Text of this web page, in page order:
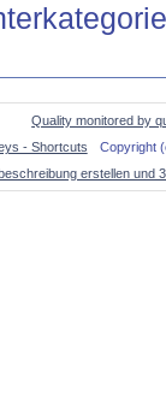
Quality monitored by
- Shortcuts
Copyright
erstellen und